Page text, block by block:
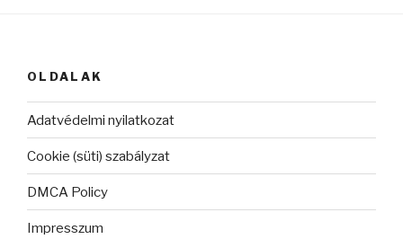
OLDALAK
Adatvédelmi nyilatkozat
Cookie (süti) szabályzat
DMCA Policy
Impresszum